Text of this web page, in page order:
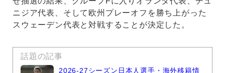
ニジア代表、そして欧州プレーオフを勝ち上がった
スウェーデン代表と対戦することが決定した。
話題の記事
2026-27シーズン日本人選手・海外移籍情